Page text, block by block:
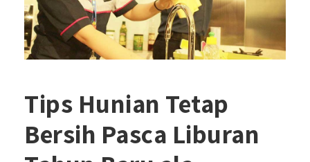
Tips Hunian Tetap
Bersih Pasca Liburan